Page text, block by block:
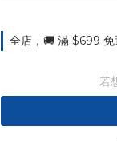
全店，🚚 滿 $699 免
若